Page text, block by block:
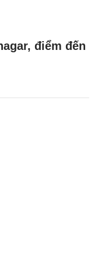
điểm đến